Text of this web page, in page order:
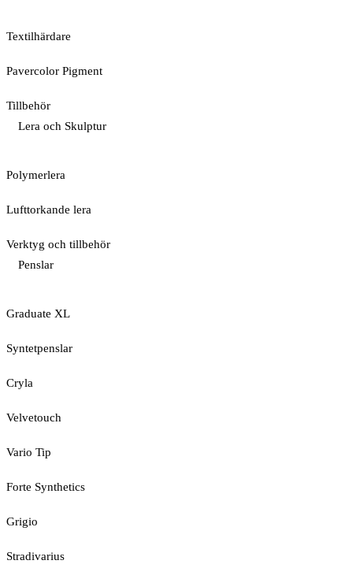
Textilhärdare
Pavercolor Pigment
Tillbehör
Lera och Skulptur
Polymerlera
Lufttorkande lera
Verktyg och tillbehör
Penslar
Graduate XL
Syntetpenslar
Cryla
Velvetouch
Vario Tip
Forte Synthetics
Grigio
Stradivarius